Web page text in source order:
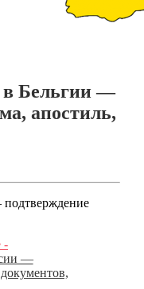
в Бельгии —
апостиль,
-